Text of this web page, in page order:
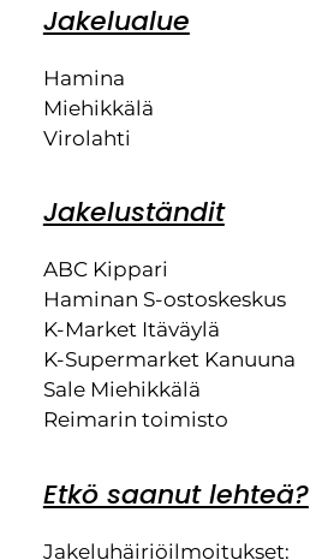
Jakelualue
Hamina
Miehikkälä
Virolahti
Jakeluständit
ABC Kippari
Haminan S-ostoskeskus
K-Market Itäväylä
K-Supermarket Kanuuna
Sale Miehikkälä
Reimarin toimisto
Etkö saanut lehteä?
Jakeluhäiriöilmoitukset: